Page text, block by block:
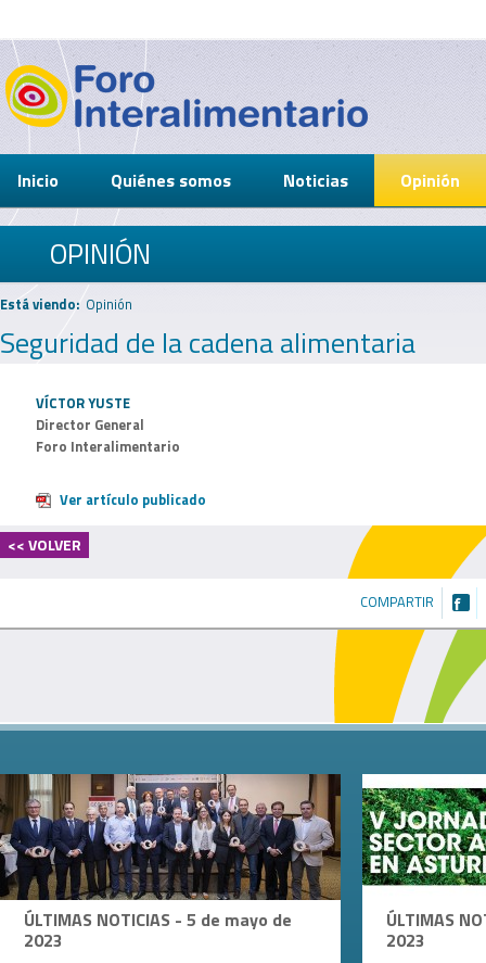
Inicio Quiénes somos Noticias Opinión
OPINIÓN
Está viendo: Opinión
Seguridad de la cadena alimentaria
VÍCTOR YUSTE
Director General
Foro Interalimentario
Ver artículo publicado
<< VOLVER
COMPARTIR
ÚLTIMAS NOTICIAS - 5 de mayo de
2023
ÚLTIMAS
2023